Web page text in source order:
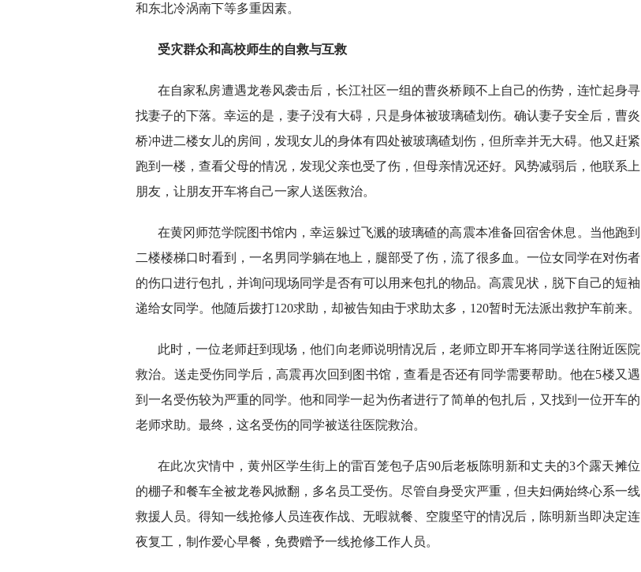
和东北冷涡南下等多重因素。
受灾群众和高校师生的自救与互救
在自家私房遭遇龙卷风袭击后，长江社区一组的曹炎桥顾不上自己的伤势，连忙起身寻
找妻子的下落。幸运的是，妻子没有大碍，只是身体被玻璃碴划伤。确认妻子安全后，曹炎
桥冲进二楼女儿的房间，发现女儿的身体有四处被玻璃碴划伤，但所幸并无大碍。他又赶紧
跑到一楼，查看父母的情况，发现父亲也受了伤，但母亲情况还好。风势减弱后，他联系上
朋友，让朋友开车将自己一家人送医救治。
在黄冈师范学院图书馆内，幸运躲过飞溅的玻璃碴的高震本准备回宿舍休息。当他跑到
二楼楼梯口时看到，一名男同学躺在地上，腿部受了伤，流了很多血。一位女同学在对伤者
的伤口进行包扎，并询问现场同学是否有可以用来包扎的物品。高震见状，脱下自己的短袖
递给女同学。他随后拨打120求助，却被告知由于求助太多，120暂时无法派出救护车前来。
此时，一位老师赶到现场，他们向老师说明情况后，老师立即开车将同学送往附近医院
救治。送走受伤同学后，高震再次回到图书馆，查看是否还有同学需要帮助。他在5楼又遇
到一名受伤较为严重的同学。他和同学一起为伤者进行了简单的包扎后，又找到一位开车的
老师求助。最终，这名受伤的同学被送往医院救治。
在此次灾情中，黄州区学生街上的雷百笼包子店90后老板陈明新和丈夫的3个露天摊位
的棚子和餐车全被龙卷风掀翻，多名员工受伤。尽管自身受灾严重，但夫妇俩始终心系一线
救援人员。得知一线抢修人员连夜作战、无暇就餐、空腹坚守的情况后，陈明新当即决定连
夜复工，制作爱心早餐，免费赠予一线抢修工作人员。